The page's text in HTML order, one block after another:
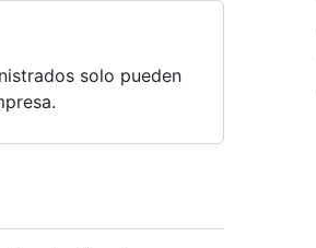
solo pueden